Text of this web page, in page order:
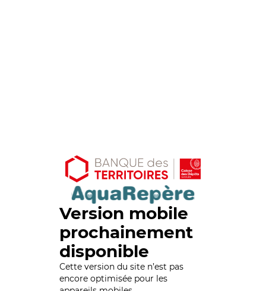
Version mobile
prochainement
disponible
Cette version du site n’est pas
encore optimisée pour les